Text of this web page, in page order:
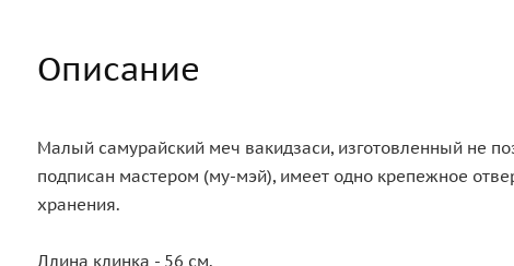
Описание
Малый самурайский меч вакидзаси, изготовленный не
подписан мастером (му-мэй), имеет одно крепежное
хранения.
Длина клинка - 56 см.